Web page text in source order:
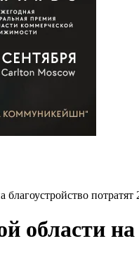
благоустройство потратят
области